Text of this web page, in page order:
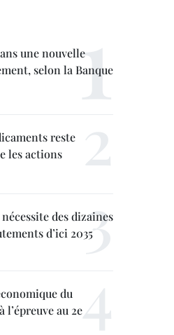
une nouvelle
selon la Banque
reste
les actions
des dizaines
d’ici 2035
du
l’épreuve au 2e